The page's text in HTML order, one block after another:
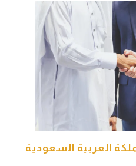
العربية السعودية